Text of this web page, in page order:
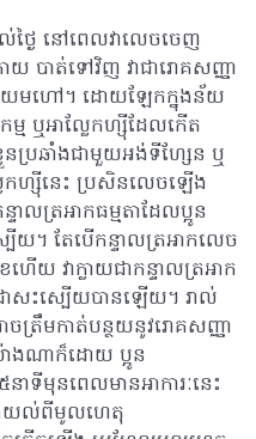
ល់ថ្ងៃ នៅពេលវាលេចចេញ
បាត់ទៅវិញ វាជារោគសញ្ញា
រនិយមហៅ។ ដោយឡែកក្នុងន័យ
កម្ម ឬអាល្លែកហ្ស៊ីដែលកើត
នប្រឆាំងជាមួយអង់ទីហ្សែន ឬ
ែកហ្ស៊ីនេះ ប្រសិនលេចឡើង
ទាលត្រអាកធម្មតាដែលប្អូន
ើយ។ តែបើកន្ទាលត្រអាកលេច
យ វាក្លាយជាកន្ទាលត្រអាក
ជាសះស្បើយបានឡើយ។ រាល់
ាចត្រឹមកាត់បន្ថយនូវរោគសញ្ញា
ាងណាក៏ដោយ ប្អូន
ទីមុនពេលមានអាការៈនេះ
ែងយល់ពីមូលហេតុ